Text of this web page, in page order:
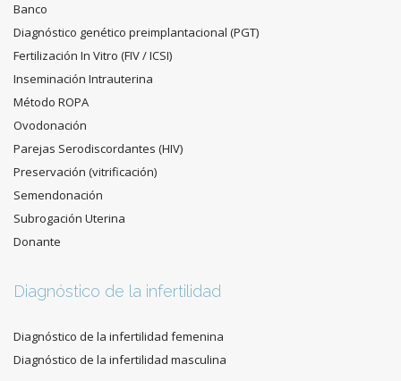
Banco
Diagnóstico genético preimplantacional (PGT)
Fertilización In Vitro (FIV / ICSI)
Inseminación Intrauterina
Método ROPA
Ovodonación
Parejas Serodiscordantes (HIV)
Preservación (vitrificación)
Semendonación
Subrogación Uterina
Donante
Diagnóstico de la infertilidad
Diagnóstico de la infertilidad femenina
Diagnóstico de la infertilidad masculina